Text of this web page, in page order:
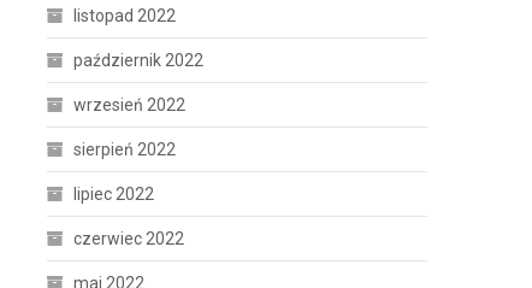
listopad 2022
październik 2022
wrzesień 2022
sierpień 2022
lipiec 2022
czerwiec 2022
maj 2022